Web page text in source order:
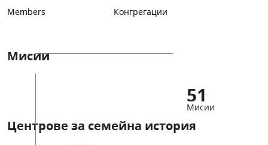
Members Конгрегации
Мисии
51
Мисии
Центрове за семейна история